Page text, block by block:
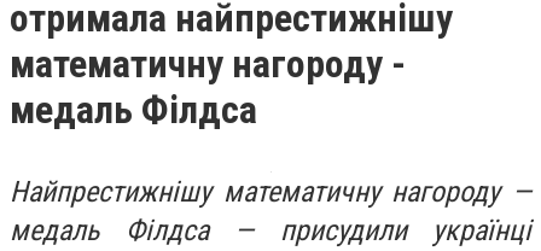
отримала найпрестижнішу
математичну нагороду -
медаль Філдса
Найпрестижнішу математичну нагороду —
медаль Філдса — присудили українці